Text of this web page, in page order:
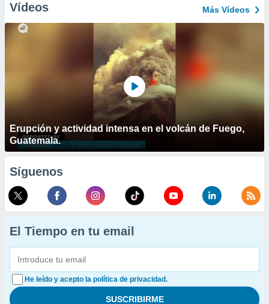
Vídeos Más Vídeos
Erupción y actividad intensa en el volcán de Fuego,
Guatemala.
Síguenos
El Tiempo en tu email
He leído y acepto la política de privacidad.